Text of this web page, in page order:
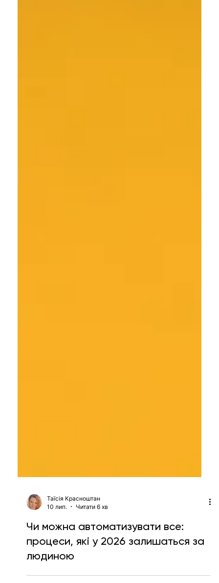
10 лип.
Читати 6 хв
Чи можна автоматизувати все:
процеси, які у 2026 залишаться за
людиною